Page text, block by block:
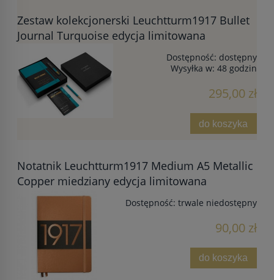
Zestaw kolekcjonerski Leuchtturm1917 Bullet
Journal Turquoise edycja limitowana
Dostępność: dostępny
Wysyłka w: 48 godzin
295,00 zł
do koszyka
Notatnik Leuchtturm1917 Medium A5 Metallic
Copper miedziany edycja limitowana
Dostępność: trwale niedostępny
90,00 zł
do koszyka